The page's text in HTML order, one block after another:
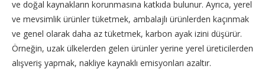
ve doğal kaynakların korunmasına katkıda bulunur. Ayrıca, yerel
ve mevsimlik ürünler tüketmek, ambalajlı ürünlerden kaçınmak
ve genel olarak daha az tüketmek, karbon ayak izini düşürür.
Örneğin, uzak ülkelerden gelen ürünler yerine yerel üreticilerden
alışveriş yapmak, nakliye kaynaklı emisyonları azaltır.